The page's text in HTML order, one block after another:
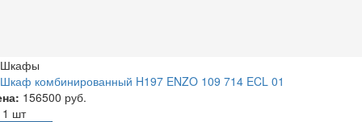
Шкафы
Шкаф комбинированный H197 ENZO 109 714 ECL 01
156500 руб.
1 шт